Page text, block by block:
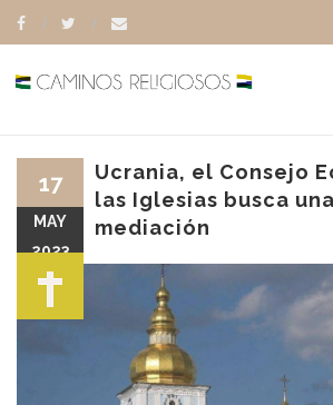
Ucrania, el Consejo
las Iglesias busca
mediación
17
MAY
2023